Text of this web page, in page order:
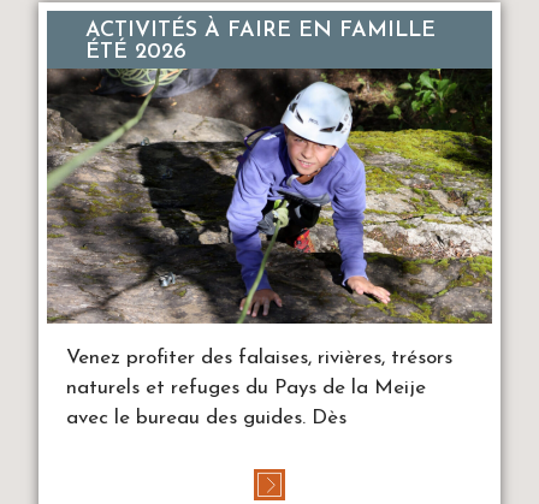
ACTIVITÉS À FAIRE EN FAMILLE
ÉTÉ 2026
Venez profiter des falaises, rivières, trésors
naturels et refuges du Pays de la Meije
avec le bureau des guides. Dès